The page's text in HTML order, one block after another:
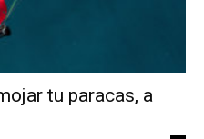
tu paracas, a